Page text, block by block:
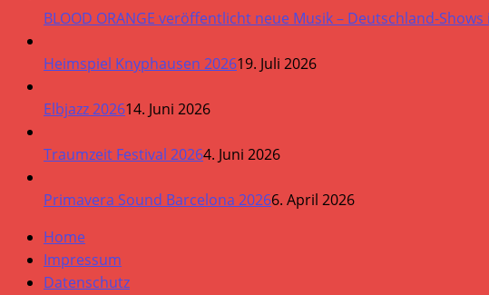
BLOOD ORANGE veröffentlicht neue Musik – Deutschland-
Heimspiel Knyphausen 202619. Juli 2026
Elbjazz 202614. Juni 2026
Traumzeit Festival 20264. Juni 2026
Primavera Sound Barcelona 20266. April 2026
Home
Impressum
Datenschutz